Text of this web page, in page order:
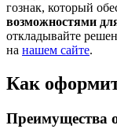
гознак, который
возможностями
откладывайте
на нашем сайте.
Как
Преимущества